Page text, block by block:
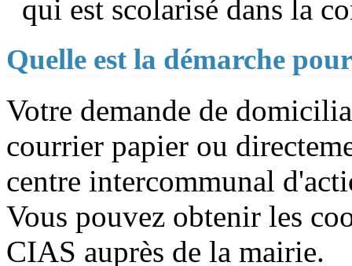
qui est scolarisé dans la
Quelle est la démarche
Votre demande de
courrier papier ou
centre intercommunal
Vous pouvez obtenir les
CIAS auprès de la mairie.